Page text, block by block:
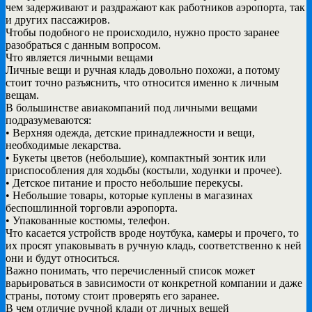
чем задерживают и раздражают как работников аэропорта, так
и других пассажиров.
Чтобы подобного не происходило, нужно просто заранее
разобраться с данным вопросом.
Что является личными вещами
Личные вещи и ручная кладь довольно похожи, а потому
стоит точно разъяснить, что относится именно к личным
вещам.
В большинстве авиакомпаний под личными вещами
подразумеваются:
• Верхняя одежда, детские принадлежности и вещи,
необходимые лекарства.
• Букеты цветов (небольшие), компактный зонтик или
приспособления для ходьбы (костыли, ходунки и прочее).
• Детское питание и просто небольшие перекусы.
• Небольшие товары, которые куплены в магазинах
беспошлинной торговли аэропорта.
• Упакованные костюмы, телефон.
Что касается устройств вроде ноутбука, камеры и прочего, то
их просят упаковывать в ручную кладь, соответственно к ней
они и будут относиться.
Важно понимать, что перечисленный список может
варьироваться в зависимости от конкретной компании и даже
страны, потому стоит проверять его заранее.
В чем отличие ручной клади от личных вещей